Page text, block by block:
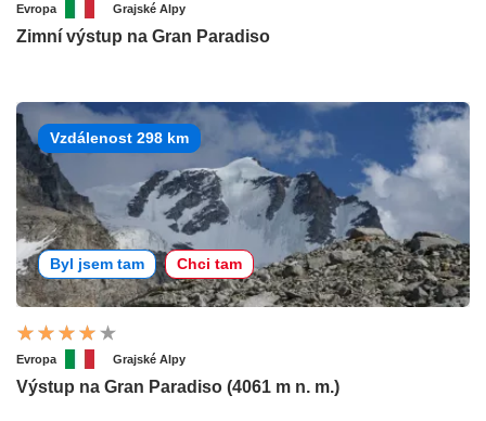
Evropa Grajské Alpy
Zimní výstup na Gran Paradiso
Vzdálenost 298 km
Byl jsem tam Chci tam
Evropa Grajské Alpy
Výstup na Gran Paradiso (4061 m n. m.)